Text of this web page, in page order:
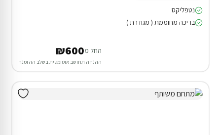
נטפליקס
בריכה מחוממת ( מגודרת )
החל מ₪600
ההנחה תחושב אוטומטית בשלב ההזמנה